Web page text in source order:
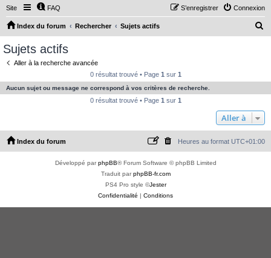
Site FAQ Connexion
S’enregistrer
Index du forum Rechercher Sujets actifs
e
c
e
Sujets actifs
Aller à la recherche avancée
0 résultat trouvé • Page 1 sur 1
Aucun sujet ou message ne correspond à vos critères de recherche.
0 résultat trouvé • Page 1 sur 1
Aller à
Index du forum Heures au format UTC+01:00
Développé parphpBB® Forum Software © phpBB Limited
Traduit parphpBB-fr.com
PS4 Pro style ©Jester
Confidentialité | Conditions